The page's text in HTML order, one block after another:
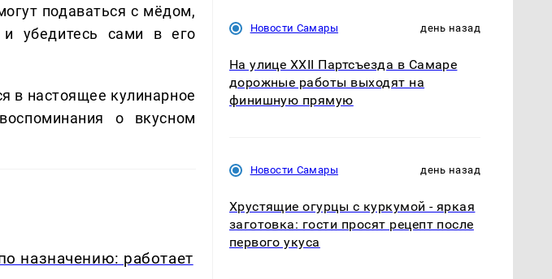
подаваться с мёдом,
убедитесь сами в его
в настоящее кулинарное
о вкусном
назначению: работает
Новости Самары день назад
На улице XXII Партсъезда в Самаре
дорожные работы выходят на
финишную прямую
Новости Самары день назад
Хрустящие огурцы с куркумой - яркая
заготовка: гости просят рецепт после
первого укуса